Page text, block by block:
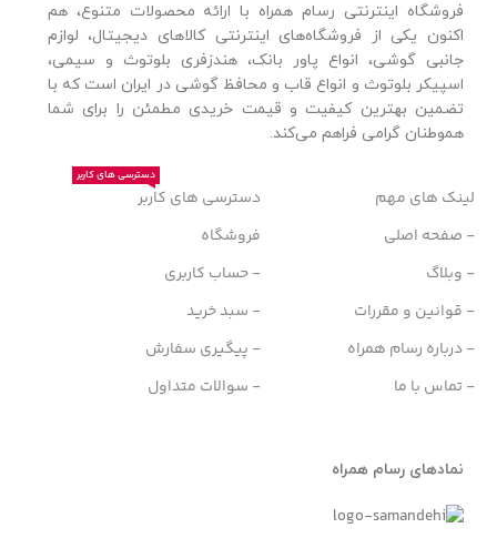
فروشگاه اینترنتی رسام همراه با ارائه محصولات متنوع، هم
اکنون یکی از فروشگاه‌های اینترنتی کالاهای دیجیتال، لوازم
جانبی گوشی، انواع پاور بانک، هندزفری بلوتوث و سیمی،
اسپیکر بلوتوث و انواع قاب و محافظ گوشی در ایران است که با
تضمین بهترین کیفیت و قیمت خریدی مطمئن را برای شما
هموطنان گرامی فراهم می‌کند.
لینک های مهم
- صفحه اصلی
- وبلاگ
- قوانین و مقررات
- درباره رسام همراه
- تماس با ما
دسترسی های کاربر
دسترسی های کاربر
فروشگاه
- حساب کاربری
- سبد خرید
- پیگیری سفارش
- سوالات متداول
نمادهای رسام همراه